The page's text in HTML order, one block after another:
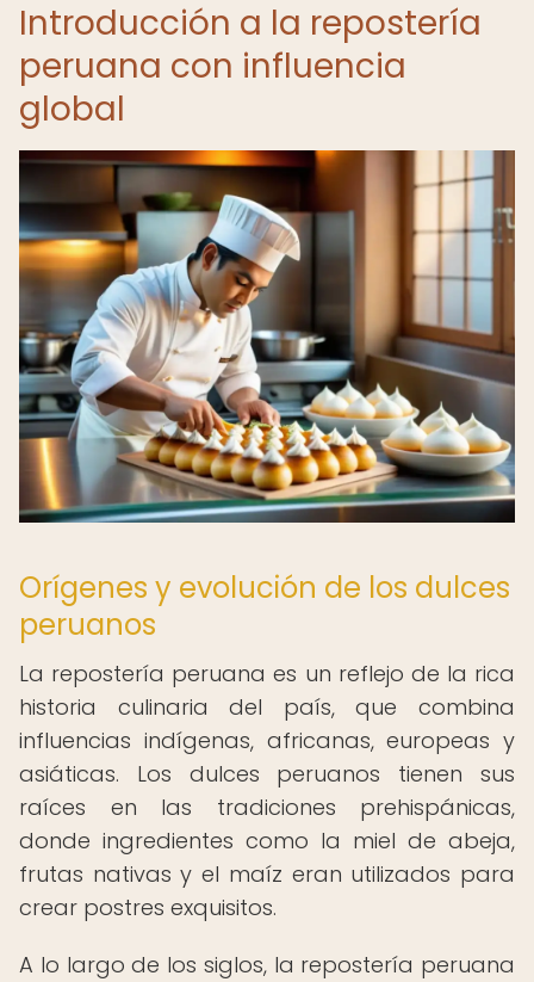
Introducción a la repostería
peruana con influencia
global
Orígenes y evolución de los dulces
peruanos
La repostería peruana es un reflejo de la rica
historia culinaria del país, que combina
influencias indígenas, africanas, europeas y
asiáticas. Los dulces peruanos tienen sus
raíces en las tradiciones prehispánicas,
donde ingredientes como la miel de abeja,
frutas nativas y el maíz eran utilizados para
crear postres exquisitos.
A lo largo de los siglos, la repostería peruana